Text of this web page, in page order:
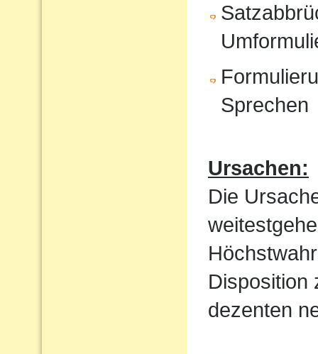
Sprechen
Ursachen:
Die
Disposition
dezenten